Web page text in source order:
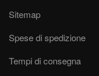
Sitemap
Spese di spedizione
Tempi di consegna